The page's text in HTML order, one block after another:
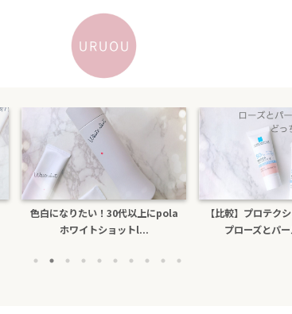
【比較】プロテクショントーンアッ
プローズとパールホワイ...
乾燥するのにテカ
ビもできる人が